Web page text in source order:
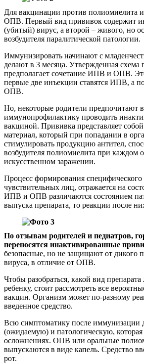
Для вакцинации против полиомиелита
ОПВ. Первый вид прививок содержит
(убитый) вирус, а второй – живого, но
возбудителя паралитической патологии.
Иммунизировать начинают с
делают в 3 месяца. Утвержденная
предполагает сочетание ИПВ и ОПВ.
первые две инъекции ставятся ИПВ, а
ОПВ.
Но, некоторые родители предпочитают
иммунопрофилактику проводить
вакциной. Прививка представляет
материал, который при попадании в
стимулировать продукцию антител,
возбудителя полиомиелита при каждом
искусственном заражении.
Процесс формирования
чувствительных лиц, отражается на
ИПВ и ОПВ различаются состоянием
выпуска препарата, то реакции после
По отзывам родителей и педиатров,
переносятся инактивированные
безопасные, но не защищают от дикого
вируса, в отличие от ОПВ.
Чтобы разобраться, какой вид
ребенку, стоит рассмотреть все
вакцин. Организм может по-разному
введенное средство.
Всю симптоматику после иммунизации
(ожидаемую) и патологическую, которая
осложнениях. ОПВ или оральные
выпускаются в виде капель. Средство
рот.